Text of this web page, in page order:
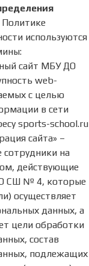
Политике
используются
сайт МБУ ДО
web-
с целью
в сети
sports-school.ru
сайта» –
на
действующие
СШ № 4, которые
осуществляет
данных, а
цели обработки
состав
подлежащих